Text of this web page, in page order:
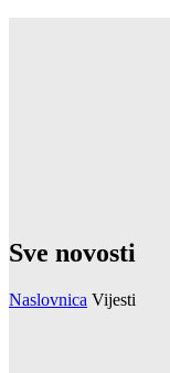
Sve novosti
Naslovnica Vijesti